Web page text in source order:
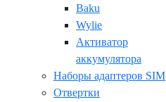
Baku
Wylie
Активатор
аккумулятора
Наборы адаптеров SIM
Отвертки